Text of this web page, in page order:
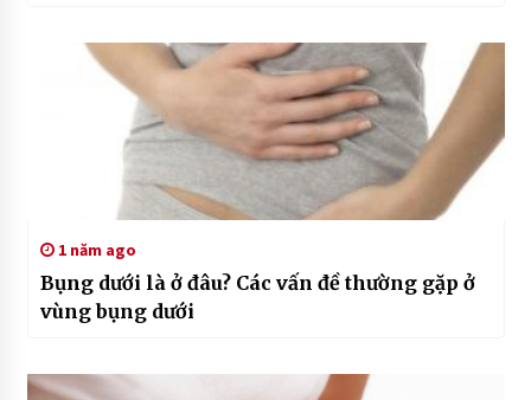
1 năm ago
Bụng dưới là ở đâu? Các vấn đề thường gặp ở
vùng bụng dưới